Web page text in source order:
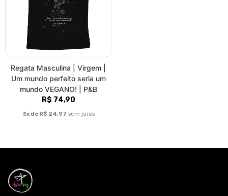
Regata Masculina | Virgem |
Um mundo perfeito seria um
mundo VEGANO! | P&B
R$ 74,90
3x de R$ 24,97 sem juros